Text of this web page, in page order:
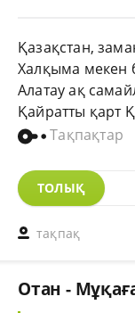
Қазақстан,
Халқыма мекен
Алатау ақ
Қайратты қарт
Тақпақтар
ТОЛЫҚ
тақпақ
Отан -